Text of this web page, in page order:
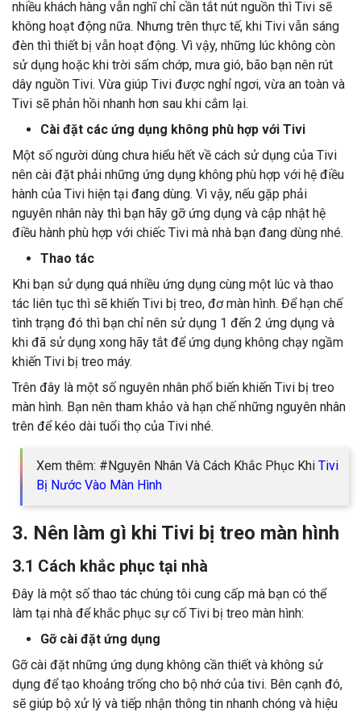
nhiều khách hàng vẫn nghĩ chỉ cần tắt nút nguồn thì Tivi sẽ
không hoạt động nữa. Nhưng trên thực tế, khi Tivi vẫn sáng
đèn thì thiết bị vẫn hoạt động. Vì vậy, những lúc không còn
sử dụng hoặc khi trời sấm chớp, mưa gió, bão bạn nên rút
dây nguồn Tivi. Vừa giúp Tivi được nghỉ ngơi, vừa an toàn và
Tivi sẽ phản hồi nhanh hơn sau khi cắm lại.
Cài đặt các ứng dụng không phù hợp với Tivi
Một số người dùng chưa hiểu hết về cách sử dụng của Tivi
nên cài đặt phải những ứng dụng không phù hợp với hệ điều
hành của Tivi hiện tại đang dùng. Vì vậy, nếu gặp phải
nguyên nhân này thì bạn hãy gỡ ứng dụng và cập nhật hệ
điều hành phù hợp với chiếc Tivi mà nhà bạn đang dùng nhé.
Thao tác
Khi bạn sử dụng quá nhiều ứng dụng cùng một lúc và thao
tác liên tục thì sẽ khiến Tivi bị treo, đơ màn hình. Để hạn chế
tình trạng đó thì bạn chỉ nên sử dụng 1 đến 2 ứng dụng và
khi đã sử dụng xong hãy tắt để ứng dụng không chạy ngầm
khiến Tivi bị treo máy.
Trên đây là một số nguyên nhân phổ biến khiến Tivi bị treo
màn hình. Bạn nên tham khảo và hạn chế những nguyên nhân
trên để kéo dài tuổi thọ của Tivi nhé.
Xem thêm: #Nguyên Nhân Và Cách Khắc Phục Khi Tivi
Bị Nước Vào Màn Hình
3. Nên làm gì khi Tivi bị treo màn hình
3.1 Cách khắc phục tại nhà
Đây là một số thao tác chúng tôi cung cấp mà bạn có thể
làm tại nhà để khắc phục sự cố Tivi bị treo màn hình:
Gỡ cài đặt ứng dụng
Gỡ cài đặt những ứng dụng không cần thiết và không sử
dụng để tạo khoảng trống cho bộ nhớ của tivi. Bên cạnh đó,
sẽ giúp bộ xử lý và tiếp nhận thông tin nhanh chóng và hiệu